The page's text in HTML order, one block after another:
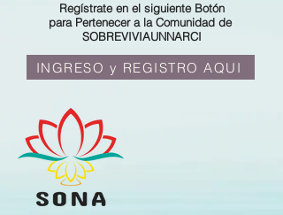
INGRESO y REGISTRO AQUI
Regístrate en el siguiente Botón
para Pertenecer a la Comunidad de
SOBREVIVIAUNNARCI